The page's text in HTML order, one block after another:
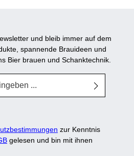
und bleib immer auf dem
spannende Brauideen und
Bier brauen und Schanktechnik.
zur Kenntnis
gelesen und bin mit ihnen